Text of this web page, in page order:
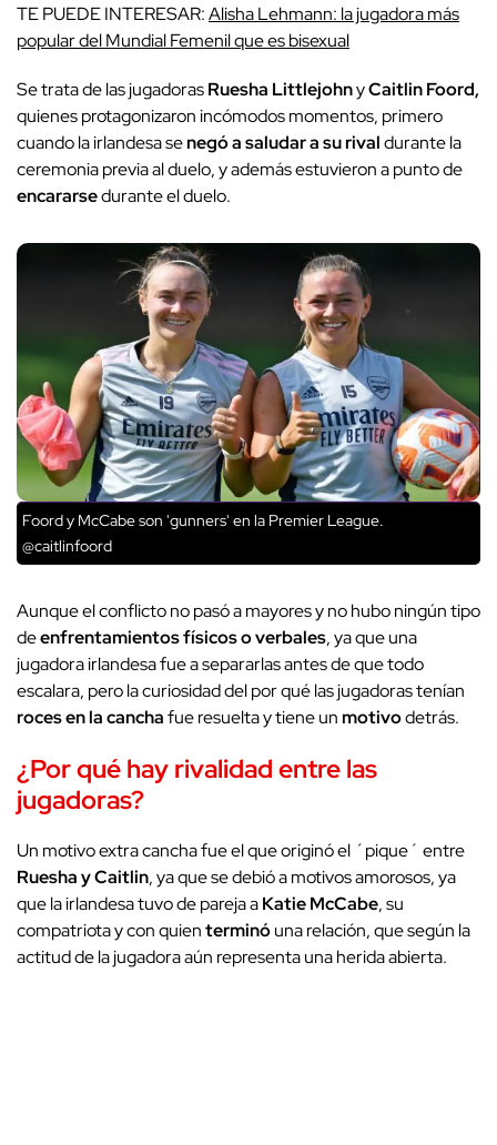
TE PUEDE INTERESAR:Alisha Lehmann: la jugadora más
popular del Mundial Femenil que es bisexual
Se trata de las jugadorasRuesha LittlejohnyCaitlin Foord,
quienes protagonizaron incómodos momentos, primero
cuando la irlandesa senegó a saludar a su rivaldurante la
ceremonia previa al duelo, y además estuvieron a punto de
encararsedurante el duelo.
Foord y McCabe son 'gunners' en la Premier League.
@caitlinfoord
Aunque el conflicto no pasó a mayores y no hubo ningún tipo
deenfrentamientos físicos o verbales, ya que una
jugadora irlandesa fue a separarlas antes de que todo
escalara, pero la curiosidad del por qué las jugadoras tenían
roces en la canchafue resuelta y tiene unmotivodetrás.
¿Por qué hay rivalidad entre las
jugadoras?
Un motivo extra cancha fue el que originó el ´pique´ entre
Ruesha y Caitlin, ya que se debió a motivos amorosos, ya
que la irlandesa tuvo de pareja aKatie McCabe, su
compatriota y con quienterminóuna relación, que según la
actitud de la jugadora aún representa una herida abierta.